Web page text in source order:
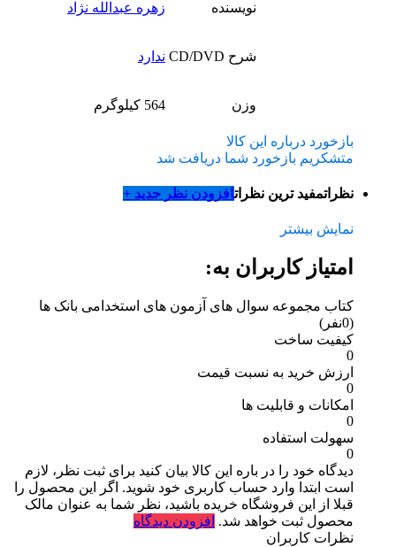
نویسنده زهره عبدالله نژاد
شرح CD/DVD ندارد
وزن 564 کیلوگرم
بازخورد درباره این کالا
متشکریم بازخورد شما دریافت شد
نظراتمفید ترین نظراتافزودن نظر جدید +
نمایش بیشتر
امتیاز کاربران به:
کتاب مجموعه سوال های آزمون های استخدامی بانک ها
(0نفر)
کیفیت ساخت
0
ارزش خرید به نسبت قیمت
0
امکانات و قابلیت ها
0
سهولت استفاده
0
دیدگاه خود را در باره این کالا بیان کنید برای ثبت نظر، لازم
است ابتدا وارد حساب کاربری خود شوید. اگر این محصول را
قبلا از این فروشگاه خریده باشید، نظر شما به عنوان مالک
محصول ثبت خواهد شد. افزودن دیدگاه
نظرات کاربران